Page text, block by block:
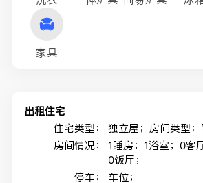
家具
出租住宅
住宅类型：
独立屋；房间类型：
房间情况：
1睡房；1浴室；0客
0饭厅；
停车：
车位；